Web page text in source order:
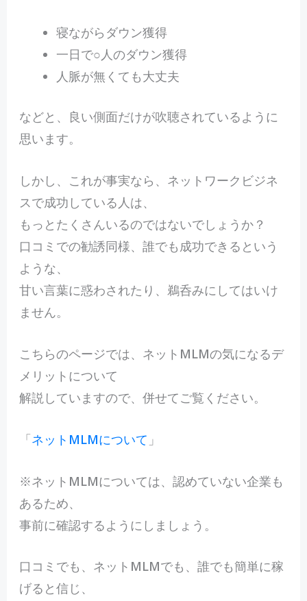
寝ながらダウン獲得
一日で○人のダウン獲得
人脈が無くても大丈夫
などと、良い側面だけが吹聴されているように
思います。
しかし、これが事実なら、ネットワークビジネ
スで成功している人は、
もっとたくさんいるのではないでしょうか？
口コミでの勧誘同様、誰でも成功できるという
ような、
甘い言葉に惑わされたり、鵜呑みにしてはいけ
ません。
こちらのページでは、ネットMLMの気になるデ
メリットについて
解説していますので、併せてご覧ください。
「ネットMLMについて 」
※ネットMLMについては、認めていない企業も
あるため、
事前に確認するようにしましょう。
口コミでも、ネットMLMでも、誰でも簡単に稼
げると信じ、